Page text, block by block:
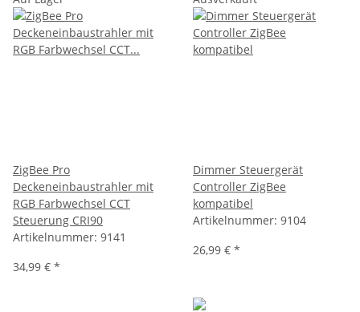
ZigBee Pro
Deckeneinbaustrahler mit
RGB Farbwechsel CCT
Steuerung CRI90
Artikelnummer: 9141
34,99 € *
Dimmer Steuergerät
Controller ZigBee
kompatibel
Artikelnummer: 9104
26,99 € *